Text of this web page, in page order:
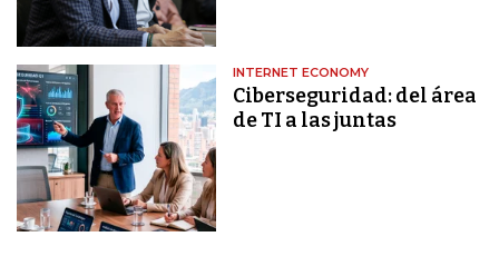
INTERNET ECONOMY
Ciberseguridad: del área
de TI a las juntas